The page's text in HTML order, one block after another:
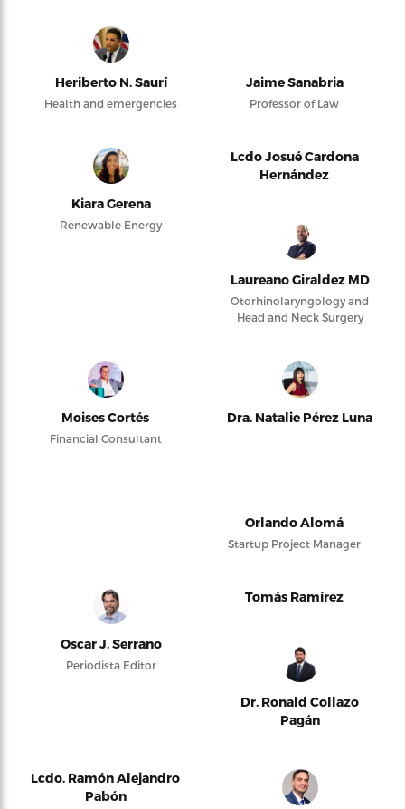
Heriberto N. Saurí
Health and emergencies
Jaime Sanabria
Professor of Law
Kiara Gerena
Renewable Energy
Lcdo Josué Cardona
Hernández
Laureano Giraldez MD
Otorhinolaryngology and
Head and Neck Surgery
Moises Cortés
Financial Consultant
Dra. Natalie Pérez Luna
Orlando Alomá
Startup Project Manager
Oscar J. Serrano
Periodista Editor
Tomás Ramírez
Dr. Ronald Collazo
Pagán
Lcdo. Ramón Alejandro
Pabón